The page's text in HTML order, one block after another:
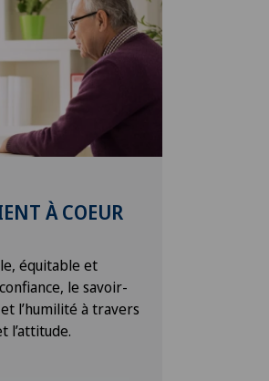
À COEUR
équitable et
le savoir-
l’humilité à travers
l’attitude.